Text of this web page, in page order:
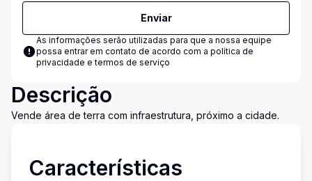
Enviar
As informações serão utilizadas para que a nossa equipe
possa entrar em contato de acordo com a política de
privacidade e termos de serviço
Descrição
Vende área de terra com infraestrutura, próximo a cidade.
Características